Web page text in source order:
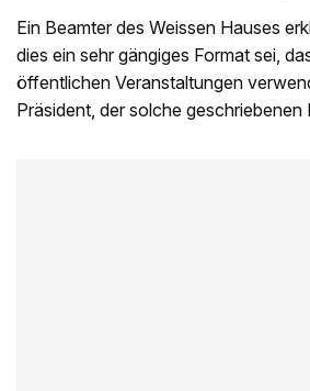
Ein Beamter des Weissen Hauses
dies ein sehr gängiges Format sei,
öffentlichen Veranstaltungen
Präsident, der solche